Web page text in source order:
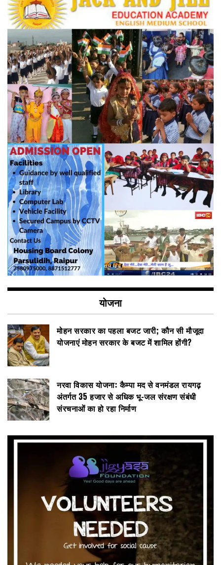
योजना
मोहन सरकार का पहला बजट जारी; कौन सी मौजूदा
योजनाएं मोहन सरकार के बजट में शामिल होंगी?
नरवा विकास योजना: कैम्पा मद से वनमंडल रायगढ़
अंतर्गत 35 हजार से अधिक भू-जल संरक्षण संबंधी
संरचनाओं का हो रहा निर्माण